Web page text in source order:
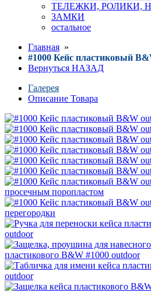
ТЕЛЕЖКИ, РОЛИКИ,
ЗАМКИ
остальное
Главная »
#1000 Кейс пластиковый
Вернуться НАЗАД
Галерея
Описание Товара